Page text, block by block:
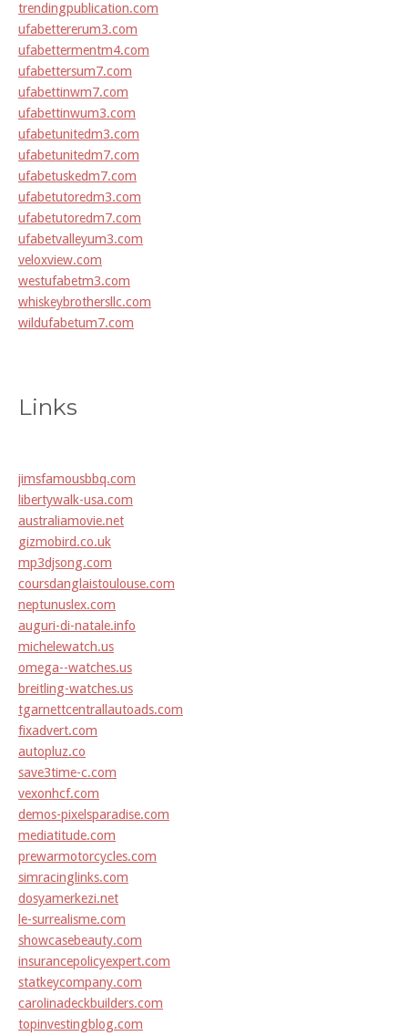
trendingpublication.com
ufabettererum3.com
ufabettermentm4.com
ufabettersum7.com
ufabettinwm7.com
ufabettinwum3.com
ufabetunitedm3.com
ufabetunitedm7.com
ufabetuskedm7.com
ufabetutoredm3.com
ufabetutoredm7.com
ufabetvalleyum3.com
veloxview.com
westufabetm3.com
whiskeybrothersllc.com
wildufabetum7.com
Links
jimsfamousbbq.com
libertywalk-usa.com
australiamovie.net
gizmobird.co.uk
mp3djsong.com
coursdanglaistoulouse.com
neptunuslex.com
auguri-di-natale.info
michelewatch.us
omega--watches.us
breitling-watches.us
tgarnettcentrallautoads.com
fixadvert.com
autopluz.co
save3time-c.com
vexonhcf.com
demos-pixelsparadise.com
mediatitude.com
prewarmotorcycles.com
simracinglinks.com
dosyamerkezi.net
le-surrealisme.com
showcasebeauty.com
insurancepolicyexpert.com
statkeycompany.com
carolinadeckbuilders.com
topinvestingblog.com